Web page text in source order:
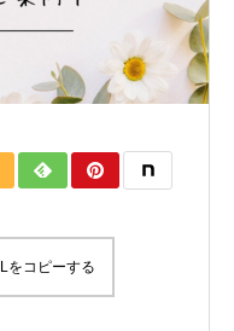
をコピーする